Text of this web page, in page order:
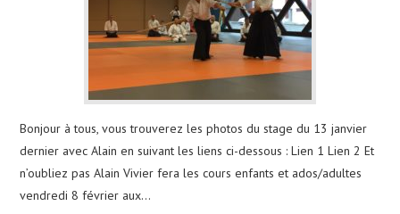
Bonjour à tous, vous trouverez les photos du stage du 13 janvier
dernier avec Alain en suivant les liens ci-dessous : Lien 1 Lien 2 Et
n’oubliez pas Alain Vivier fera les cours enfants et ados/adultes
vendredi 8 février aux…